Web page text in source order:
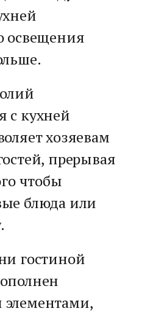
освещения
с кухней
хозяевам
прерывая
чтобы
блюда или
гостиной